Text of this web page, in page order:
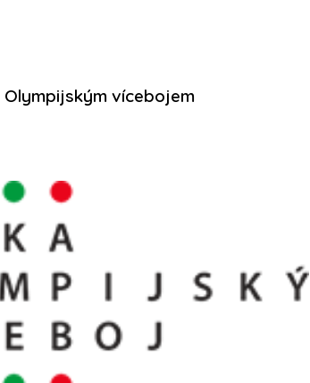
vícebojem